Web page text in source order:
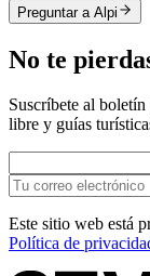
Preguntar a Alpi
No te
Suscríbete al
libre y guías
Este sitio web está
Política de